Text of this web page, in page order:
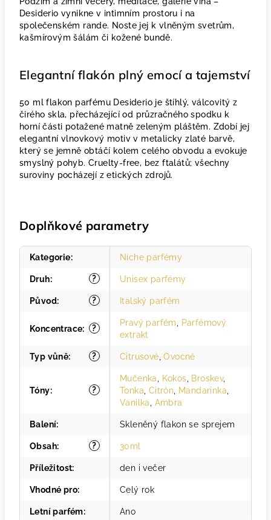
Desiderio vynikne v intimním prostoru i na
společenském rande. Noste jej k vlněným svetrům,
kašmírovým šálám či kožené bundě.
Elegantní flakón plný emocí a tajemství
50 ml flakon parfému Desiderio je štíhlý, válcovitý z
čirého skla, přecházející od průzračného spodku k
horní části potažené matně zeleným pláštěm. Zdobí jej
elegantní vlnovkový motiv v metalicky zlaté barvě,
který se jemně obtáčí kolem celého obvodu a evokuje
smyslný pohyb. Cruelty-free, bez ftalátů; všechny
suroviny pocházejí z etických zdrojů.
Doplňkové parametry
Kategorie: Niche parfémy
?
Druh: Unisex parfémy
?
Původ: Italský parfém
?
Koncentrace:
Pravý parfém
Parfémový
extrakt
?
Typ vůně: Citrusové ,Ovocné
?
Tóny:
Mučenka Kokos Broskev,
Tonka Citrón Mandarinka
Vanilka
Ambra
Balení: Skleněný flakon se sprejem
?
Obsah: 30ml
Příležitost: den i večer
Vhodné pro: Celý rok
Letní parfém: Ano